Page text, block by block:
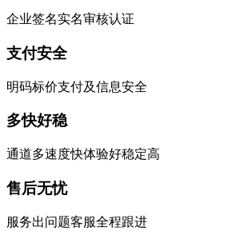
企业签名实名审核认证
支付安全
明码标价支付及信息安全
多快好稳
通道多速度快体验好稳定高
售后无忧
服务出问题客服全程跟进